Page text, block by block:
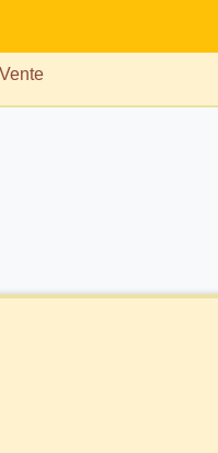
Vente